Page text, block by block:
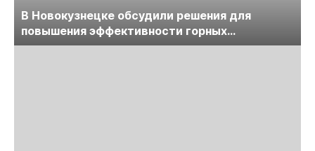
В Новокузнецке обсудили решения для
повышения эффективности горных
предприятий